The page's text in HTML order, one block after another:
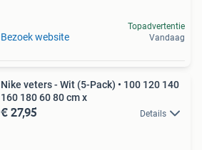
Bezoek website
Topadvertentie
Vandaag
Nike veters - Wit (5-Pack) • 100 120 140
160 180 60 80 cm x
€ 27,95 Details